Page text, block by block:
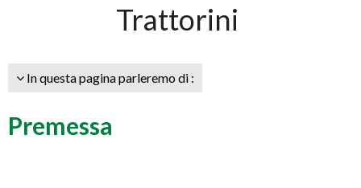
Trattorini
In questa pagina parleremo di :
Premessa